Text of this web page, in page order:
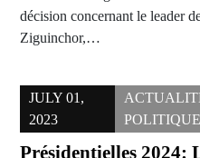
décision concernant le leader
Ziguinchor,…
JULY 01,
2023
POLITIQUE
Présidentielles 2024: